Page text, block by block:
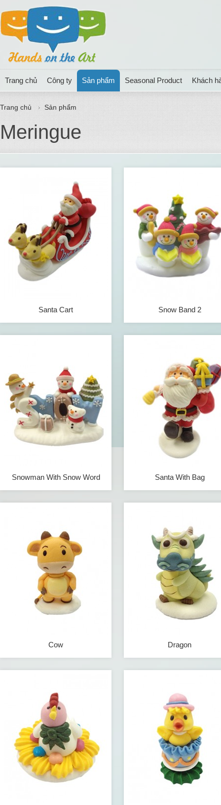
Trang chủ Công ty Sản phẩm Seasonal Product Khách
Trang chủ Sản phẩm
Meringue
Santa Cart Snow Band 2
Snowman With Snow Word Santa With Bag
Cow Dragon